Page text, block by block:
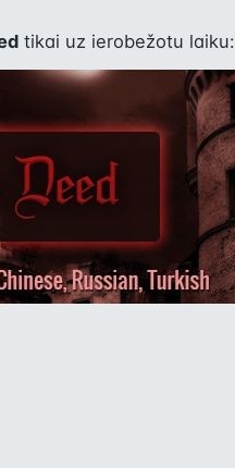
tikai uz ierobežotu laiku: